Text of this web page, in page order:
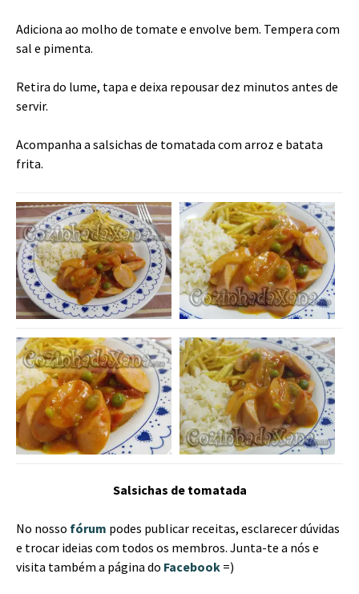
Adiciona ao molho de tomate e envolve bem. Tempera com
sal e pimenta.
Retira do lume, tapa e deixa repousar dez minutos antes de
servir.
Acompanha a salsichas de tomatada com arroz e batata
frita.
Salsichas de tomatada
No nosso fórum podes publicar receitas, esclarecer dúvidas
e trocar ideias com todos os membros. Junta-te a nós e
visita também a página do Facebook =)